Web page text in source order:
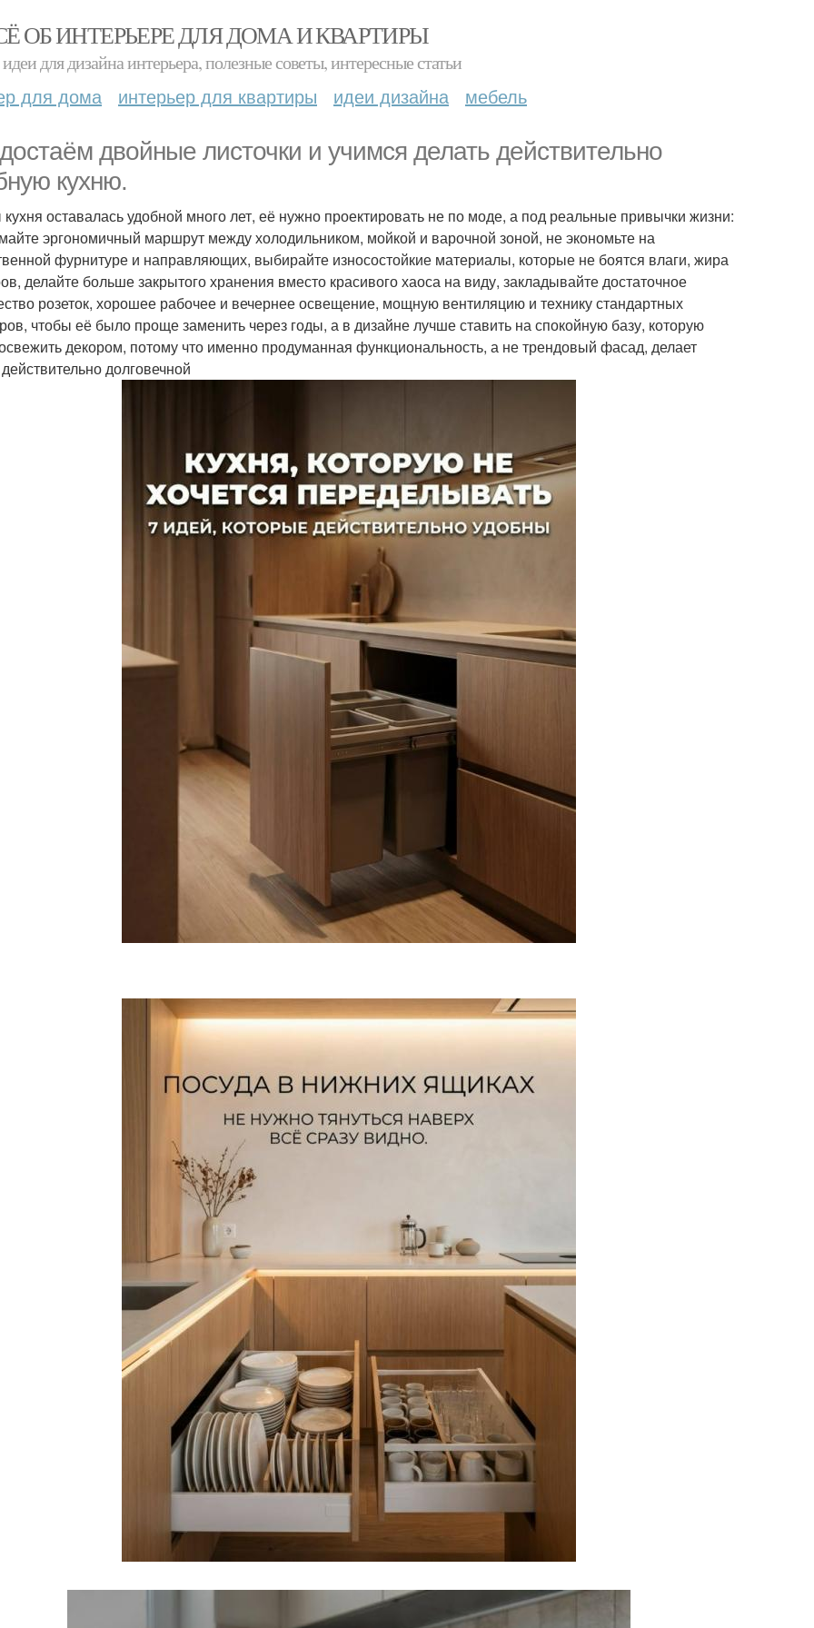
ОБ ИНТЕРЬЕРЕ ДЛЯ ДОМА И КВАРТИРЫ
для дизайна интерьера, полезные советы, интересные статьи
для дома интерьер для квартиры идеи дизайна мебель
двойные листочки и учимся делать действительно
кухню.
оставалась удобной много лет, её нужно проектировать не по моде, а под реальные привычки жизни:
эргономичный маршрут между холодильником, мойкой и варочной зоной, не экономьте на
фурнитуре и направляющих, выбирайте износостойкие материалы, которые не боятся влаги, жира
делайте больше закрытого хранения вместо красивого хаоса на виду, закладывайте достаточное
розеток, хорошее рабочее и вечернее освещение, мощную вентиляцию и технику стандартных
чтобы её было проще заменить через годы, а в дизайне лучше ставить на спокойную базу, которую
декором, потому что именно продуманная функциональность, а не трендовый фасад, делает
долговечной